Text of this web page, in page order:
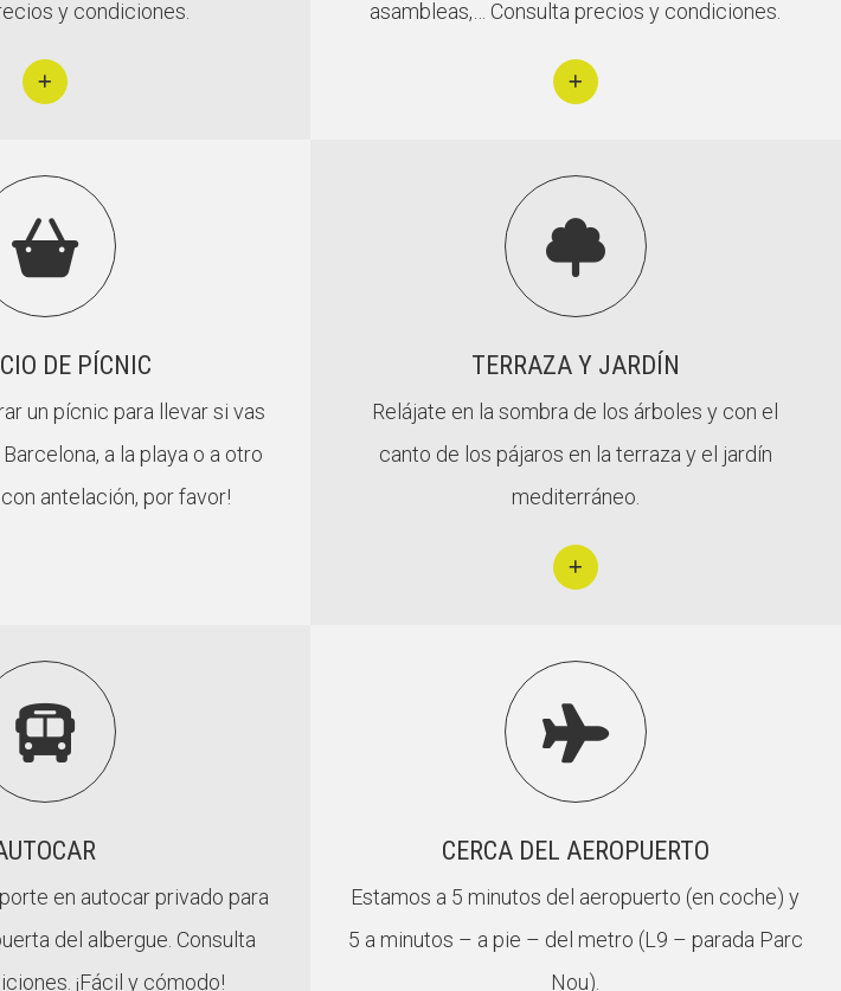
y condiciones.
asambleas,… Consulta precios y condiciones.

DE PÍCNIC
un pícnic para llevar si vas
a la playa o a otro
con antelación, por favor!

TERRAZA Y JARDÍN
Relájate en la sombra de los árboles y con el
canto de los pájaros en la terraza y el jardín
mediterráneo.

en autocar privado para
del albergue. Consulta
¡Fácil y cómodo!

CERCA DEL AEROPUERTO
Estamos a 5 minutos del aeropuerto (en coche) y
5 a minutos – a pie – del metro (L9 – parada Parc
Nou).